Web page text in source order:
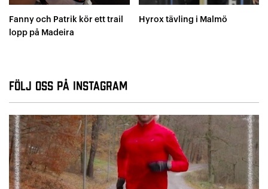
Fanny och Patrik kör ett trail
lopp på Madeira
Hyrox tävling i Malmö
Följ oss på Instagram